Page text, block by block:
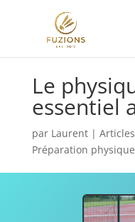
Le
essentiel
par Laurent|
Préparation physique